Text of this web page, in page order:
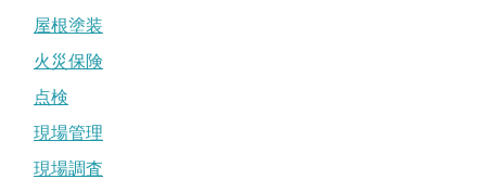
屋根塗装
火災保険
点検
現場管理
現場調査